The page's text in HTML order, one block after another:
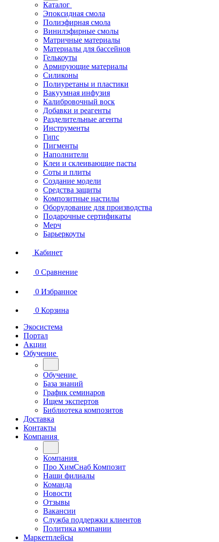
Каталог
Эпоксидная смола
Полиэфирная смола
Винилэфирные смолы
Матричные материалы
Материалы для бассейнов
Гелькоуты
Армирующие материалы
Силиконы
Полиуретаны и пластики
Вакуумная инфузия
Калибровочный воск
Добавки и реагенты
Разделительные агенты
Инструменты
Гипс
Пигменты
Наполнители
Клеи и склеивающие пасты
Соты и плиты
Создание модели
Средства защиты
Композитные настилы
Оборудование для производства
Подарочные сертификаты
Мерч
Барьеркоуты
Кабинет
0 Сравнение
0 Избранное
0 Корзина
Экосистема
Портал
Акции
Обучение
Обучение
База знаний
График семинаров
Ищем экспертов
Библиотека композитов
Доставка
Контакты
Компания
Компания
Про ХимСнаб Композит
Наши филиалы
Команда
Новости
Отзывы
Вакансии
Служба поддержки клиентов
Политика компании
Маркетплейсы